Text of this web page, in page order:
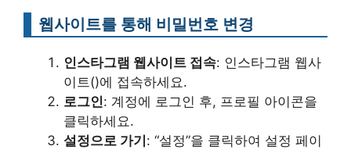
웹사이트를 통해 비밀번호 변경
인스타그램 웹사이트 접속: 인스타그램 웹사
이트()에 접속하세요.
로그인: 계정에 로그인 후, 프로필 아이콘을
클릭하세요.
설정으로 가기: “설정”을 클릭하여 설정 페이